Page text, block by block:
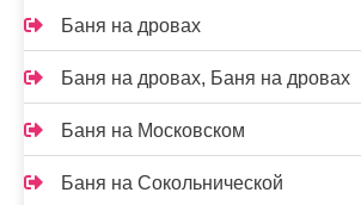
Баня на дровах
Баня на дровах, Баня на дровах
Баня на Московском
Баня на Сокольнической